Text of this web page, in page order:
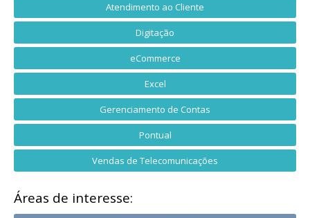
Atendimento ao Cliente
Digitação
eCommerce
Excel
Gerenciamento de Contas
Pontual
Vendas de Telecomunicações
Áreas de interesse: